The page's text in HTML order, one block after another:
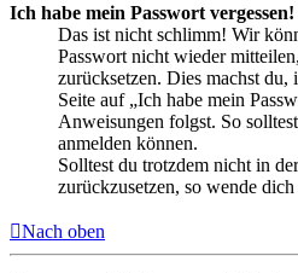
Ich habe mein Passwort vergessen!
Das ist nicht schlimm! Wir
Passwort nicht wieder
zurücksetzen. Dies machst
Seite auf „Ich habe mein
Anweisungen folgst. So
anmelden können.
Solltest du trotzdem nicht in
zurückzusetzen, so wende
Nach oben